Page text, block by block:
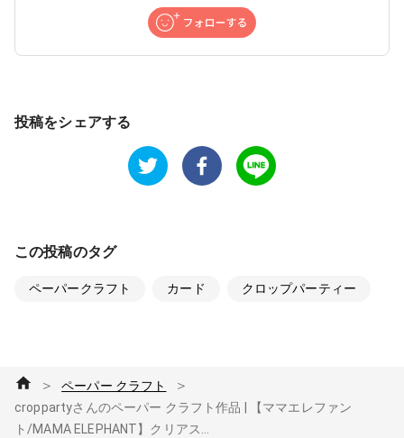
投稿をシェアする
この投稿のタグ
ペーパークラフト カード クロップパーティー
＞ ペーパー クラフト ＞
croppartyさんのペーパー クラフト作品 | 【ママエレファン
ト/MAMA ELEPHANT】クリアス...